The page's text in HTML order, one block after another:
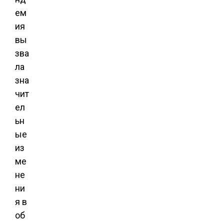
ем
ия
вы
зва
ла
зна
чит
ел
ьн
ые
из
ме
не
ни
я в
об